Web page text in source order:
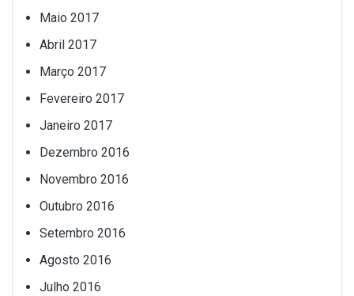
Maio 2017
Abril 2017
Março 2017
Fevereiro 2017
Janeiro 2017
Dezembro 2016
Novembro 2016
Outubro 2016
Setembro 2016
Agosto 2016
Julho 2016